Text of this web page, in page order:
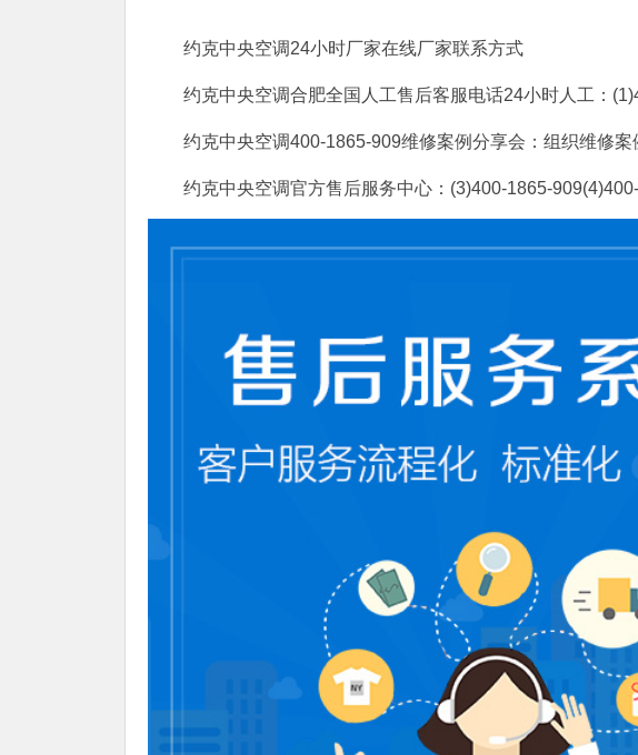
约克中央空调24小时厂家在线厂家联系方式
约克中央空调合肥全国人工售后客服电话24小时人工：
约克中央空调400-1865-909维修案例分享会：组织维修案
约克中央空调官方售后服务中心：(3)400-1865-